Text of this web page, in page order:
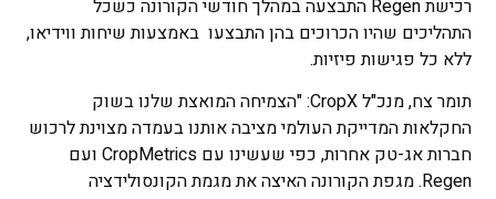
רכישת Regen התבצעה במהלך חודשי הקורונה כשכל
התהליכים שהיו הכרוכים בהן התבצעו באמצעות שיחות ווידיאו,
ללא כל פגישות פיזיות.
תומר צח, מנכ"ל CropX: "הצמיחה המואצת שלנו בשוק
החקלאות המדייקת העולמי מציבה אותנו בעמדה מצוינת לרכוש
חברות אג-טק אחרות, כפי שעשינו עם CropMetrics ועם
Regen. מגפת הקורונה האיצה את מגמת הקונסולידציה